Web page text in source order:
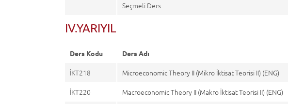
Seçmeli Ders
IV.YARIYIL
Ders Kodu Ders Adı
İKT218 Microeconomic Theory II (Mikro İktisat Teorisi II) (ENG)
İKT220
Macroeconomic Theory II (Makro İktisat Teorisi II) (ENG)